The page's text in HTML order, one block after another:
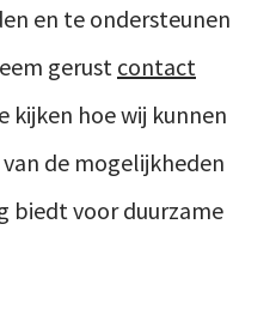
en te ondersteunen
gerust contact
kijken hoe wij kunnen
de mogelijkheden
biedt voor duurzame